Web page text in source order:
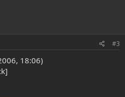
#3
18:06)